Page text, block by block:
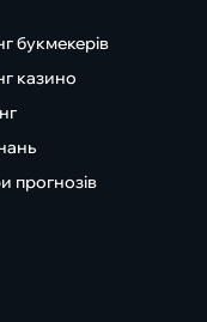
букмекерів
казино
прогнозів